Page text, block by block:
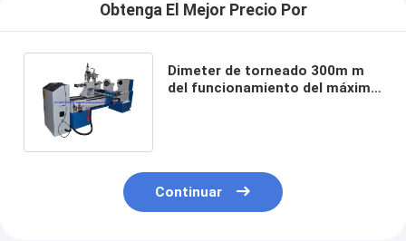
Obtenga El Mejor Precio Por
Dimeter de torneado 300m m
del funcionamiento del máximo
Continuar